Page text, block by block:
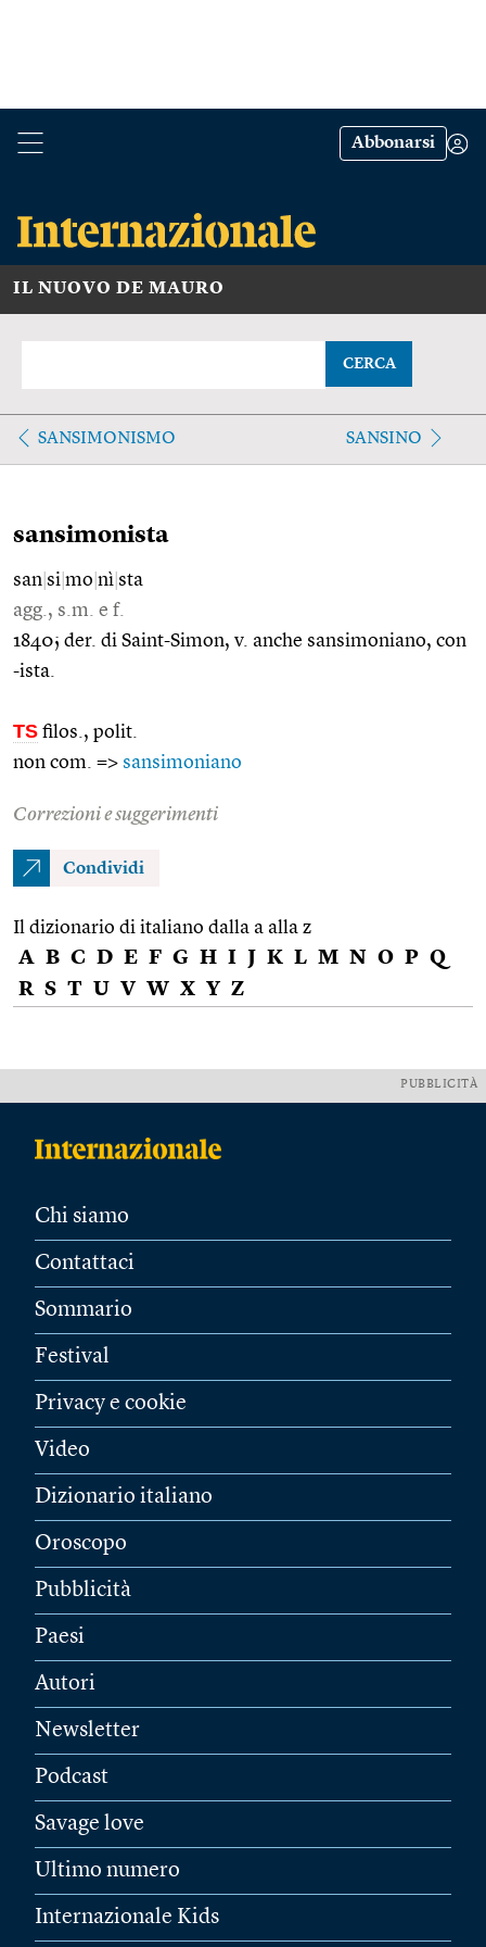
Abbonarsi
IL NUOVO DE MAURO
CERCA
SANSIMONISMO SANSINO
sansimonista
san si mo nì sta
agg., s.m. e f.
1840; der. di Saint-Simon, v. anche sansimoniano, con
-ista.
TS filos., polit.
non com. => sansimoniano
Correzioni e suggerimenti
Condividi
Il dizionario di italiano dalla a alla z
A B C D E F G H I J K L M N O P Q
R S T U V W X Y Z
PUBBLICITÀ
Chi siamo
Contattaci
Sommario
Festival
Privacy e cookie
Video
Dizionario italiano
Oroscopo
Pubblicità
Paesi
Autori
Newsletter
Podcast
Savage love
Ultimo numero
Internazionale Kids